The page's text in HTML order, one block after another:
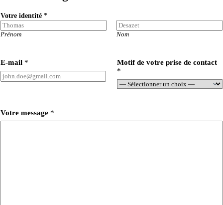
Votre identité *
Prénom Nom
E-mail *
Motif de votre prise de contact
*
Votre message *